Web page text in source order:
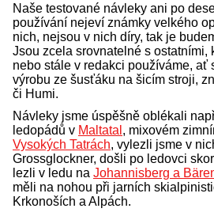
Naše testované návleky ani po
používání nejeví známky velkého
nich, nejsou v nich díry, tak je
Jsou zcela srovnatelné s ostatními,
nebo stále v redakci používáme, ať
výrobu ze šusťáku na šicím stroji,
či Humi.
Návleky jsme úspěšně oblékali
ledopádů v Maltatal , mixovém
Vysokých Tatrách, vylezli jsme v
Grossglockner, došli po ledovci
lezli v ledu na Johannisberg a
měli na nohou při jarních
Krkonoších a Alpách.